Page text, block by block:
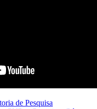
de Pesquisa